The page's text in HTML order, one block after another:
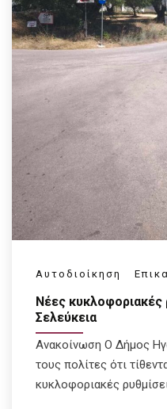
Αυτοδιοίκηση
Νέες κυκλοφοριακές
Σελεύκεια
Ανακοίνωση Ο Δήμος
τους πολίτες ότι
κυκλοφοριακές